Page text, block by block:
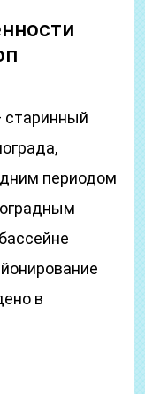
старинный
периодом
в